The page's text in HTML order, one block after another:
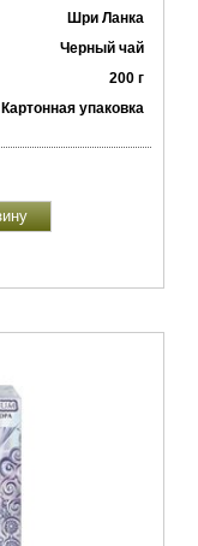
Шри Ланка
Черный чай
200 г
Картонная упаковка